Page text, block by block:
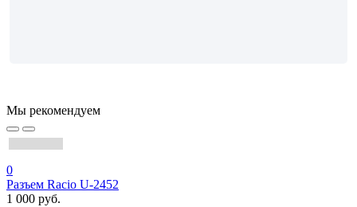
Мы рекомендуем
0
Разъем Racio U-2452
1 000 руб.